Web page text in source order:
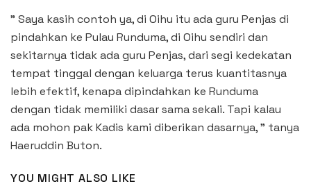
” Saya kasih contoh ya, di Oihu itu ada guru Penjas di
pindahkan ke Pulau Runduma, di Oihu sendiri dan
sekitarnya tidak ada guru Penjas, dari segi kedekatan
tempat tinggal dengan keluarga terus kuantitasnya
lebih efektif, kenapa dipindahkan ke Runduma
dengan tidak memiliki dasar sama sekali. Tapi kalau
ada mohon pak Kadis kami diberikan dasarnya, ” tanya
Haeruddin Buton.
YOU MIGHT ALSO LIKE